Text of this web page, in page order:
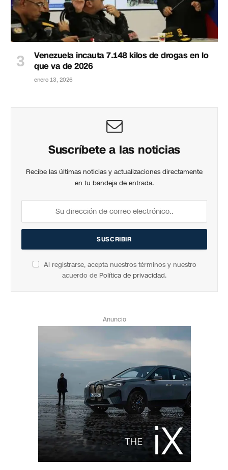
Venezuela incauta 7.148 kilos de drogas en lo
que va de 2026
enero 13, 2026
Suscríbete a las noticias
Recibe las últimas noticias y actualizaciones directamente
en tu bandeja de entrada.
Al registrarse, acepta nuestros términos y nuestro
acuerdo de Política de privacidad.
Anuncio